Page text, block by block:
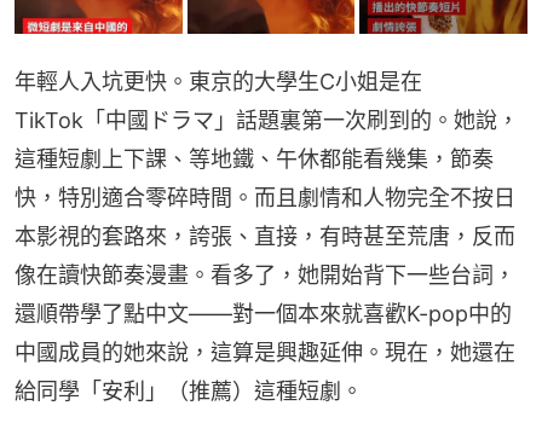
年輕人入坑更快。東京的大學生C小姐是在
TikTok「中國ドラマ」話題裏第一次刷到的。她說，
這種短劇上下課、等地鐵、午休都能看幾集，節奏
快，特別適合零碎時間。而且劇情和人物完全不按日
本影視的套路來，誇張、直接，有時甚至荒唐，反而
像在讀快節奏漫畫。看多了，她開始背下一些台詞，
還順帶學了點中文——對一個本來就喜歡K-pop中的
中國成員的她來說，這算是興趣延伸。現在，她還在
給同學「安利」（推薦）這種短劇。